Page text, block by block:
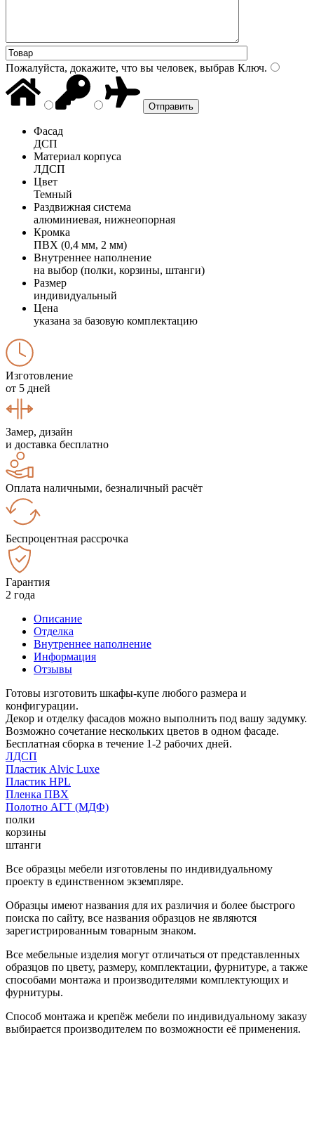
Пожалуйста, докажите, что вы человек, выбрав Ключ.
Фасад
ДСП
Материал корпуса
ЛДСП
Цвет
Темный
Раздвижная система
алюминиевая, нижнеопорная
Кромка
ПВХ (0,4 мм, 2 мм)
Внутреннее наполнение
на выбор (полки, корзины, штанги)
Размер
индивидуальный
Цена
указана за базовую комплектацию
Изготовление
от 5 дней
Замер, дизайн
и доставка бесплатно
Оплата наличными, безналичный расчёт
Беспроцентная рассрочка
Гарантия
2 года
Описание
Отделка
Внутреннее наполнение
Информация
Отзывы
Готовы изготовить шкафы-купе любого размера и
конфигурации.
Декор и отделку фасадов можно выполнить под вашу задумку.
Возможно сочетание нескольких цветов в одном фасаде.
Бесплатная сборка в течение 1-2 рабочих дней.
ЛДСП
Пластик Alvic Luxe
Пластик HPL
Пленка ПВХ
Полотно АГТ (МДФ)
полки
корзины
штанги
Все образцы мебели изготовлены по индивидуальному
проекту в единственном экземпляре.
Образцы имеют названия для их различия и более быстрого
поиска по сайту, все названия образцов не являются
зарегистрированным товарным знаком.
Все мебельные изделия могут отличаться от представленных
образцов по цвету, размеру, комплектации, фурнитуре, а также
способами монтажа и производителями комплектующих и
фурнитуры.
Способ монтажа и крепёж мебели по индивидуальному заказу
выбирается производителем по возможности её применения.